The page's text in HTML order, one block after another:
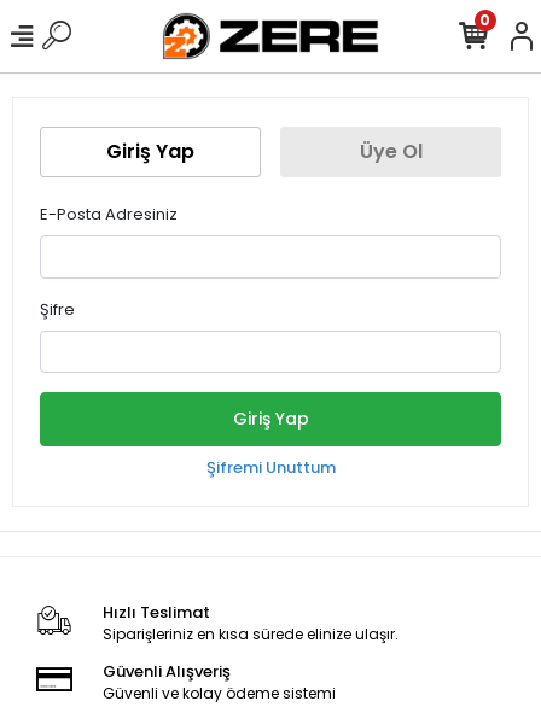
0
Giriş Yap Üye Ol
E-Posta Adresiniz
Şifre
Giriş Yap
Şifremi Unuttum
Hızlı Teslimat
Siparişleriniz en kısa sürede elinize ulaşır.
Güvenli Alışveriş
Güvenli ve kolay ödeme sistemi